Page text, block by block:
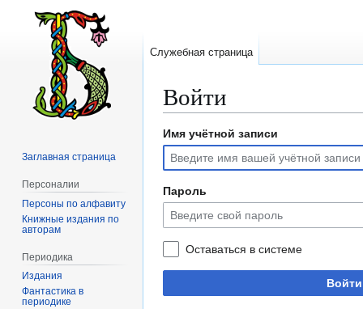
Войти
Перейти
навигации
Перейти
поиску
Имя учётной записи
Пароль
Оставаться в системе
Войти
Служебная страница
Заглавная страница
Персоналии
Персоны по алфавиту
Книжные издания по
авторам
Периодика
Издания
Фантастика в
периодике